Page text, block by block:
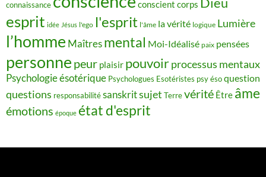
connaissance conscient corps
esprit idée Jésus l'ego l'esprit l'âme la vérité logique Lumière
l’homme Maîtres mental Moi-Idéalisé paix pensées
personne peur plaisir pouvoirprocessus mentaux
Psychologie ésotérique Psychologues Esotéristes psy ésoquestion
questions responsabilitésanskritsujet Terrevérité Être âme
émotions époque état d'esprit